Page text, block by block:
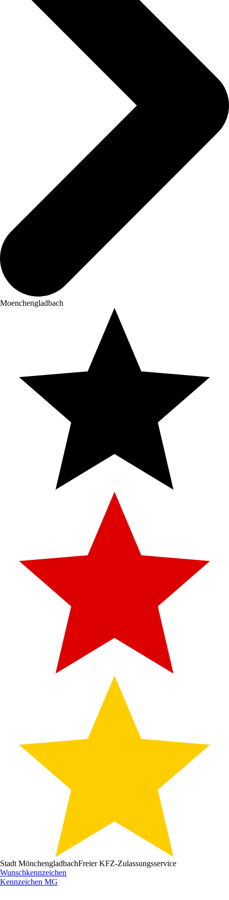
Moenchengladbach
Stadt MönchengladbachFreier KFZ-Zulassungsservice
Wunschkennzeichen
Kennzeichen MG